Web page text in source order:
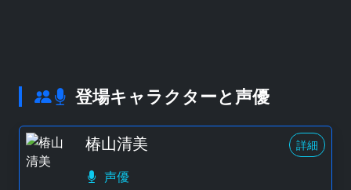
登場キャラクターと声優
椿山清美 詳細
声優